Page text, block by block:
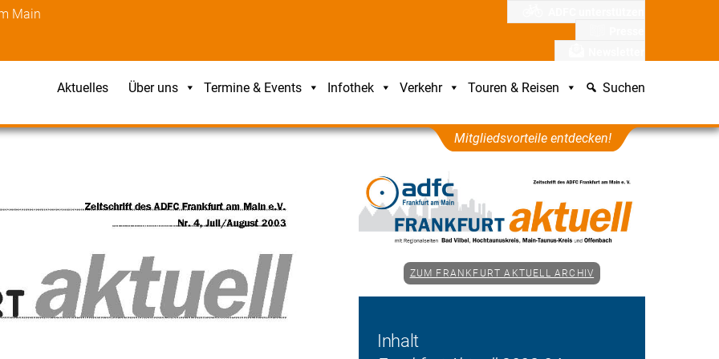
Main
Aktuelles Über uns Termine & Events Infothek Verkehr Touren & Reisen Suchen
Mitgliedsvorteile entdecken!
ZUM FRANKFURT AKTUELL ARCHIV
Inhalt